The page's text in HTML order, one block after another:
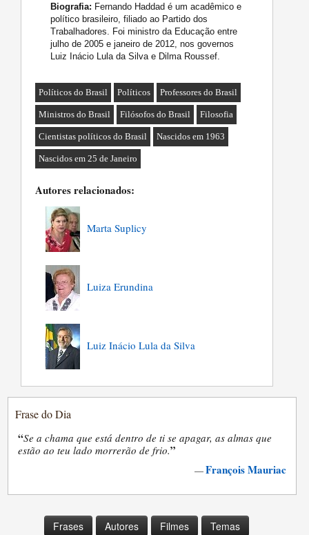
Biografia: Fernando Haddad é um acadêmico e
político brasileiro, filiado ao Partido dos
Trabalhadores. Foi ministro da Educação entre
julho de 2005 e janeiro de 2012, nos governos
Luiz Inácio Lula da Silva e Dilma Roussef.
Políticos do Brasil Políticos Professores do Brasil
Ministros do Brasil Filósofos do Brasil Filosofia
Cientistas políticos do Brasil Nascidos em 1963
Nascidos em 25 de Janeiro
Autores relacionados:
Marta Suplicy
Luiza Erundina
Luiz Inácio Lula da Silva
Frase do Dia
“Se a chama que está dentro de ti se apagar, as almas que
estão ao teu lado morrerão de frio.”
—François Mauriac
Frases Autores Filmes Temas